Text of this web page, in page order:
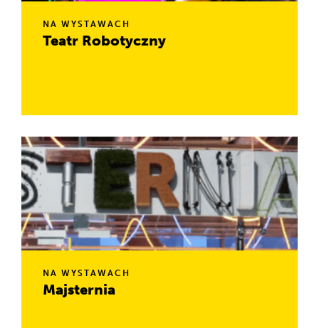
NA WYSTAWACH
Teatr Robotyczny
przedstawiają adaptacje znanych historii. Zobacz i oceń ich
grę aktorską, a po spektaklu zrób sobie pamiątkowe zdjęcie.
NA WYSTAWACH
Majsternia